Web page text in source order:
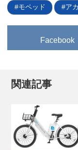
モペッド ア
Facebook
関連記事